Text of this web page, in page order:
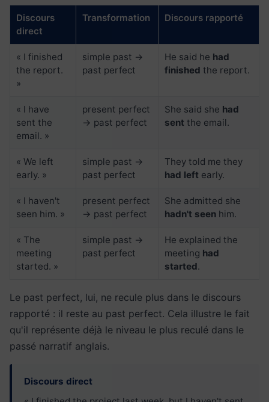
Discours
direct
Transformation Discours rapporté
« I finished
the report.
»
simple past →
past perfect
He said he had
finished the report.
« I have
sent the
email. »
present perfect
→ past perfect
She said she had
sent the email.
« We left
early. »
simple past →
past perfect
They told me they
had left early.
« I haven't
seen him. »
present perfect
→ past perfect
She admitted she
hadn't seen him.
« The
meeting
started. »
simple past →
past perfect
He explained the
meeting had
started.
Le past perfect, lui, ne recule plus dans le discours
rapporté : il reste au past perfect. Cela illustre le fait
qu'il représente déjà le niveau le plus reculé dans le
passé narratif anglais.
Discours direct